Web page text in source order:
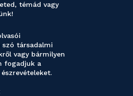
témád vagy
szó társadalmi
vagy bármilyen
fogadjuk a